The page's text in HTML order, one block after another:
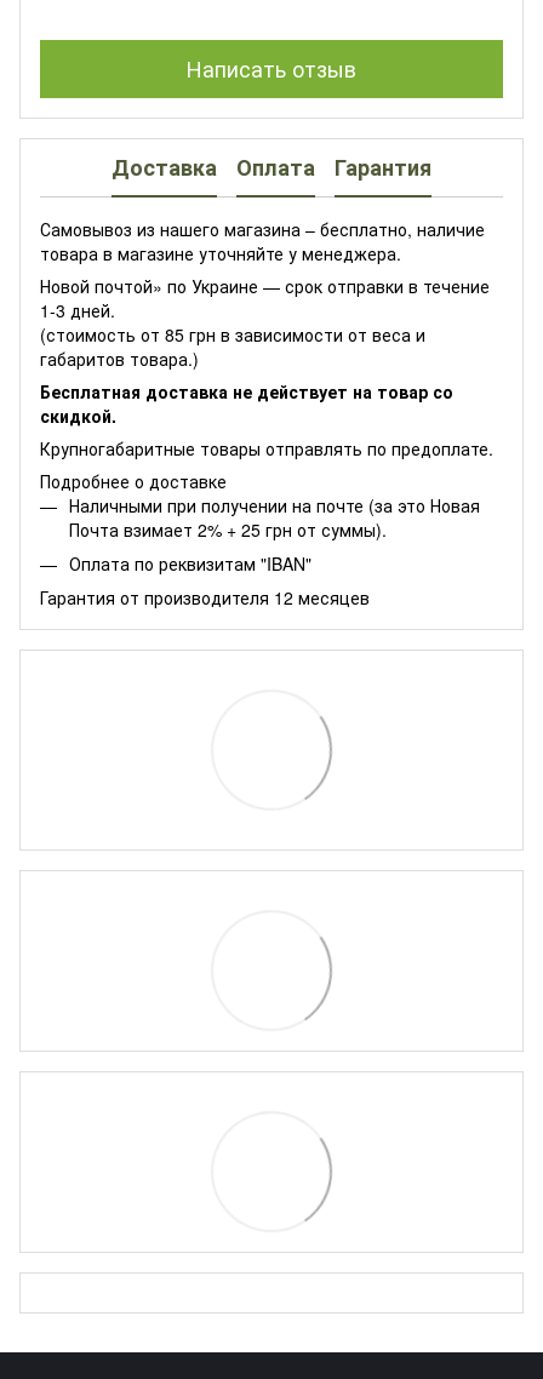
Написать отзыв
Доставка Оплата Гарантия
Самовывоз из нашего магазина – бесплатно, наличие
товара в магазине уточняйте у менеджера.
Новой почтой» по Украине — срок отправки в течение
1-3 дней.
(стоимость от 85 грн в зависимости от веса и
габаритов товара.)
Бесплатная доставка не действует на товар со
скидкой.
Крупногабаритные товары отправлять по предоплате.
Подробнее о доставке
Наличными при получении на почте (за это Новая
Почта взимает 2% + 25 грн от суммы).
Оплата по реквизитам "IBAN"
Гарантия от производителя 12 месяцев